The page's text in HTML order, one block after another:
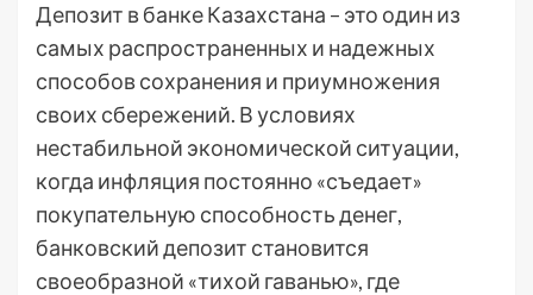
Депозит в банке Казахстана – это один из
самых распространенных и надежных
способов сохранения и приумножения
своих сбережений. В условиях
нестабильной экономической ситуации,
когда инфляция постоянно «съедает»
покупательную способность денег,
банковский депозит становится
своеобразной «тихой гаванью», где